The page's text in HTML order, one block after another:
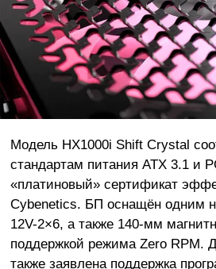
Модель HX1000i Shift Crystal
стандартам питания ATX 3.1 и
«платиновый» сертификат
Cybenetics. БП оснащён одним
12V-2×6, а также 140-мм
поддержкой режима Zero RPM.
также заявлена поддержка